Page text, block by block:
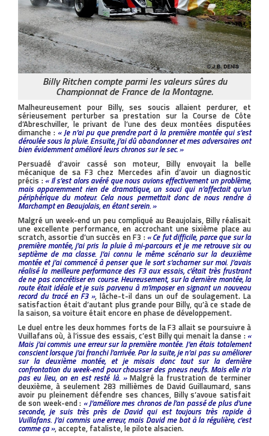
Billy Ritchen compte parmi les valeurs sûres du
Championnat de France de la Montagne.
Malheureusement pour Billy, ses soucis allaient perdurer, et
sérieusement perturber sa prestation sur la Course de Côte
d’Abreschviller, le privant de l’une des deux montées disputées
dimanche : « Je n’ai pu que prendre part à la première montée qui s’est
déroulée sous la pluie. Ensuite, j’ai dû abandonner et mes adversaires ont
bien évidemment amélioré leurs chronos sur le sec. »
Persuadé d’avoir cassé son moteur, Billy envoyait la belle
mécanique de sa F3 chez Mercedes afin d’avoir un diagnostic
précis :« Il s’est alors avéré que nous avions effectivement un problème,
mais apparemment rien de dramatique, un souci qui n’affectait qu’un
périphérique du moteur. Cela nous permettait donc de nous rendre à
Marchampt en Beaujolais, en étant serein. »
Malgré un week-end un peu compliqué au Beaujolais, Billy réalisait
une excellente performance, en accrochant une sixième place au
scratch, assortie d’un succès en F3 : « Ce fut difficile, parce que sur la
première montée, j’ai pris la pluie à mi-parcours et je me retrouve six ou
septième de ma classe. J’ai connu le même scénario sur la deuxième
montée et j’ai commencé à penser que le sort s’acharner sur moi. J’avais
réalisé la meilleure performance des F3 aux essais, c’était très frustrant
de ne pas concrétiser en course. Heureusement, sur la dernière montée, la
route était idéale et je suis parvenu à m’imposer en signant un nouveau
record du tracé en F3 », lâche-t-il dans un ouf de soulagement. La
satisfaction était d’autant plus grande pour Billy, qu’à ce stade de
la saison, sa voiture était encore en phase de développement.
Le duel entre les deux hommes forts de la F3 allait se poursuivre à
Vuillafans où, à l’issue des essais, c’est Billy qui menait la danse : «
Mais j’ai commis une erreur sur la première montée. J’en étais totalement
conscient lorsque j’ai franchi l’arrivée. Par la suite, je n’ai pas su améliorer
sur la deuxième montée, et je misais donc tout sur la dernière
confrontation du week-end pour chausser des pneus neufs. Mais elle n’a
pas eu lieu, on en est resté là. »Malgré la frustration de terminer
deuxième, à seulement 283 millièmes de David Guillaumard, sans
avoir pu pleinement défendre ses chances, Billy s’avoue satisfait
de son week-end : « J’améliore mes chronos de l’an passé de plus d’une
seconde, je suis très près de David qui est toujours très rapide à
Vuillafans. J’ai commis une erreur, mais David me bat à la régulière, c’est
comme ça », accepte, fataliste, le pilote alsacien.